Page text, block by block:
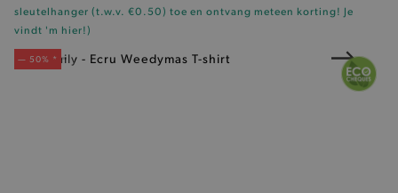
sleutelhanger (t.w.v. €0.50) toe en ontvang meteen korting! Je
vindt 'm hier!)
— 50% *